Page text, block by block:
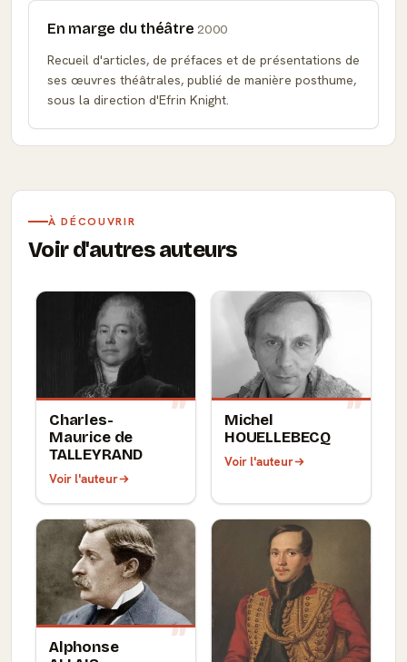
En marge du théâtre2000
Recueil d'articles, de préfaces et de présentations de
ses œuvres théâtrales, publié de manière posthume,
sous la direction d'Efrin Knight.
À DÉCOUVRIR
Voir d'autres auteurs
Charles-
Maurice de
TALLEYRAND
Voir l'auteur
Michel
HOUELLEBECQ
Voir l'auteur
Alphonse